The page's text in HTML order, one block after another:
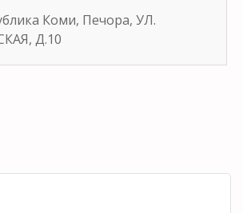
Коми, Печора, УЛ.
Д.10